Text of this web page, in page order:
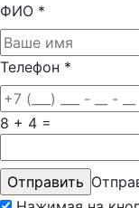
ФИО *
Телефон *
8 + 4 =